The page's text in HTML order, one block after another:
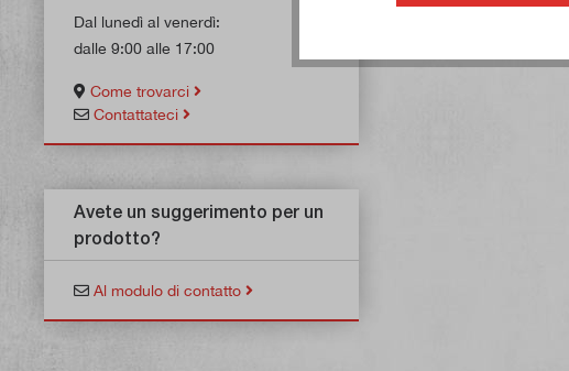
Dal lunedì al venerdì:
dalle 9:00 alle 17:00
Come trovarci
Contattateci
Avete un suggerimento per un
prodotto?
Al modulo di contatto